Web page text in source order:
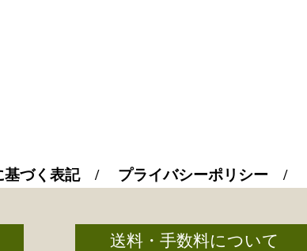
基づく表記 プライバシーポリシー
送料・手数料について